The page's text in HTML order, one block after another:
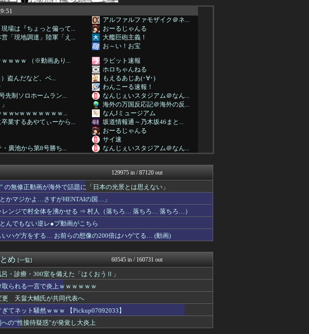
アルファルファモザイク＠ネ...
場は『ちょっと偏って...
おーるじゃんる
「現地調達」陸軍「え...
大艦巨砲主義！
お～い！お宝
ｗｗｗ （※動画あり...
ラビット速報
ホロちゃんねる
盗んだなど、ベ...
もえるあじあ(･∀･)
わんこーる速報！
先制ソロホームラン...
なんじぇいスタジアム＠なん...
海外の万国反応記＠海外の反...
ｗwｗｗｗｗｗｗｗ...
なんJミュージアム
業するあやてぃーから...
坂道情報通～乃木坂46まと...
おーるじゃんる
サイ速
廣池から第8号勝ち...
なんじぇいスタジアム＠なん...
ｗｗ
ぴこ速(〃'∇'〃)？
グ癖が凄まじいと分か...
子育てちゃんねる
アニゲー速報
ｗｗｗ(※画像あり)
不思議.net - 5ch...
なったのに全然マ...
筋肉速報
まにゅそく 2chまとめニ...
持ち主なのに惜しい男...
最強ジャンプ放送局
ｗ
なんJ PRIDE
やみ速@なんJ西武まとめ
ウマ娘まとめ速報うまろぐ
を備えた「はく...
アルファルファモザイク＠ネ...
カンダタ速報
どいい、その話利用す...
修羅場ハザード -復讐・D...
発電や送...
？
ん！」→...
かせまと！
wwww
バズッター速報
129975 in / 87120 out
の無修正動画が海外で話題に「日本の光景とは思えない」
かマジかよ…さすがHENTAIの国…」
レンジで村全体を沸かせる ⇒ 村人（落ちろ… 落ちろ… 落ちろ…）
んでもない逆レ●プ動画がこちら
いハゲ方をする… お前らの想像の200倍はハゲてる… (動画)
め [一覧] 60545 in / 160731 out
・診療・300室を備えた「はくおうⅡ」
られる一言で炎上ｗｗｗｗｗｗ
更 天畠大輔氏が共同代表へ
てネット騒然ｗｗｗ 【Pickup07092033】
の“性接待疑惑”が発覚し大炎上